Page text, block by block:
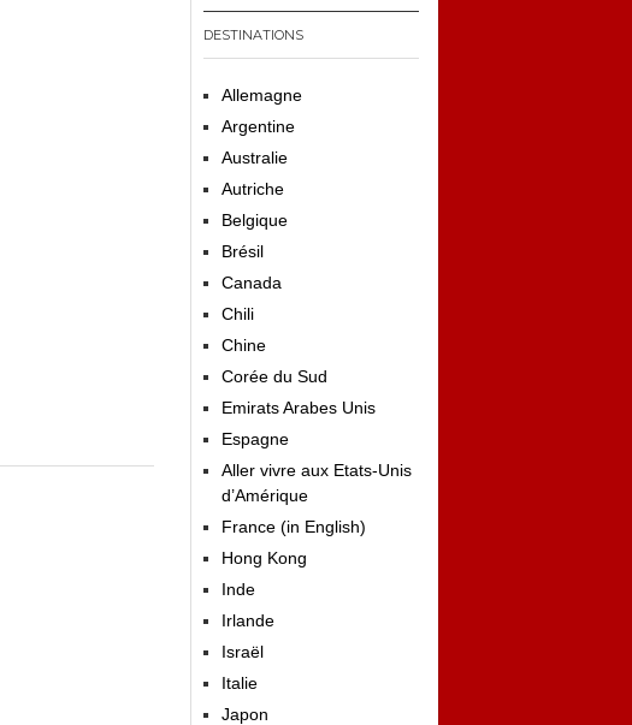
DESTINATIONS
Allemagne
Argentine
Australie
Autriche
Belgique
Brésil
Canada
Chili
Chine
Corée du Sud
Emirats Arabes Unis
Espagne
Aller vivre aux Etats-Unis
d’Amérique
France (in English)
Hong Kong
Inde
Irlande
Israël
Italie
Japon